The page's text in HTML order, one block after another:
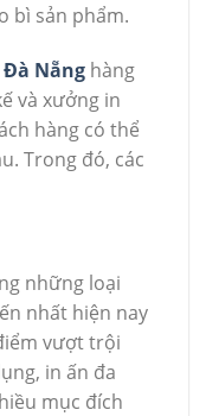
bì sản phẩm.
Nẵng hàng
và xưởng in
hàng có thể
Trong đó, các
những loại
nhất hiện nay
vượt trội
in ấn đa
mục đích